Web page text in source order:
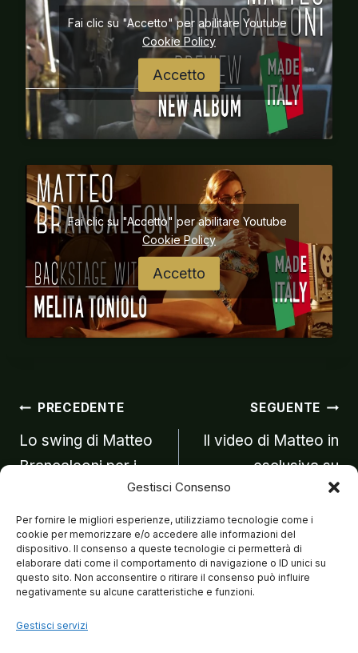
Gestisci Consenso
Per fornire le migliori esperienze, utilizziamo tecnologie come i
cookie per memorizzare e/o accedere alle informazioni del
dispositivo. Il consenso a queste tecnologie ci permetterà di
elaborare dati come il comportamento di navigazione o ID unici su
questo sito. Non acconsentire o ritirare il consenso può influire
negativamente su alcune caratteristiche e funzioni.
Gestisci servizi
Fai clic su "Accetto" per abilitare Youtube
Cookie Policy
Accetto
Fai clic su "Accetto" per abilitare Youtube
Cookie Policy
Accetto
articoli
PRECEDENTE
Lo swing di Matteo
Brancaleoni per i
A.G.R.E.S
SEGUENTE
Il video di Matteo in
esclusiva su
VANITY FAIR